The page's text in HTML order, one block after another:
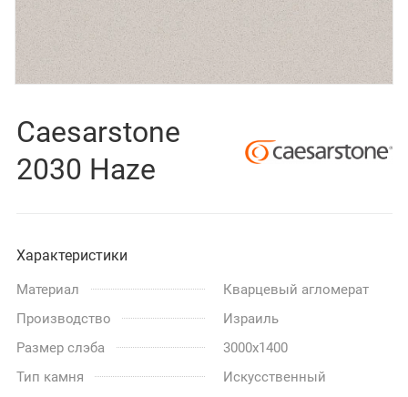
Caesarstone
2030 Haze
Характеристики
Материал
Кварцевый агломерат
Производство
Израиль
Размер слэба
3000x1400
Тип камня
Искусственный